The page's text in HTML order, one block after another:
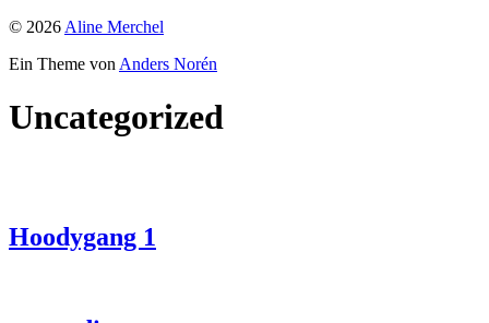
© 2026 Aline Merchel
Ein Theme von Anders Norén
Uncategorized
Hoodygang 1